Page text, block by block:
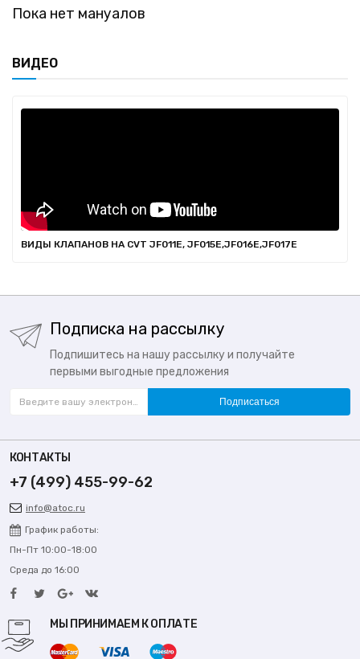
Пока нет мануалов
ВИДЕО
ВИДЫ КЛАПАНОВ НА CVT JF011E, JF015E,JF016E,JF017E
Подписка на рассылку
Подпишитесь на нашу рассылку и получайте
первыми выгодные предложения
Подписаться
КОНТАКТЫ
+7 (499) 455-99-62
info@atoc.ru
График работы:
Пн-Пт 10:00-18:00
Среда до 16:00
МЫ ПРИНИМАЕМ К ОПЛАТЕ